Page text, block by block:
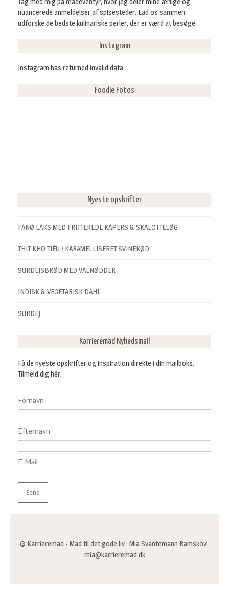
nuancerede anmeldelser af spisesteder. Lad os sammen
udforske de bedste kulinariske perler, der er værd at besøge.
Instagram
Instagram has returned invalid data.
Foodie Fotos
Nyeste opskrifter
FANØ LAKS MED FRITTEREDE KAPERS & SKALOTTELØG
THIT KHO TIÊU / KARAMELLISERET SVINEKØD
SURDEJSBRØD MED VALNØDDER
INDISK & VEGETARISK DAHL
SURDEJ
Karrieremad Nyhedsmail
Få de nyeste opskrifter og inspiration direkte i din mailboks.
Tilmeld dig hér.
© Karrieremad - Mad til det gode liv · Mia Svantemann Ramskov ·
mia@karrieremad.dk